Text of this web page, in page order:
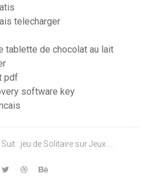
telecharger
tablette de chocolat au lait
pdf
software key
: jeu de Solitaire sur Jeux ...